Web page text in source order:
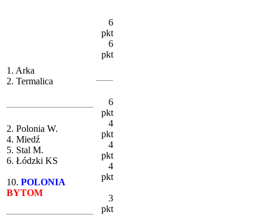
1. Arka
2. Termalica
2. Polonia W.
4. Miedź
5. Stal M.
6. Łódzki KS
10. POLONIA
BYTOM
6
pkt
6
pkt
6
pkt
4
pkt
4
pkt
4
pkt
3
pkt